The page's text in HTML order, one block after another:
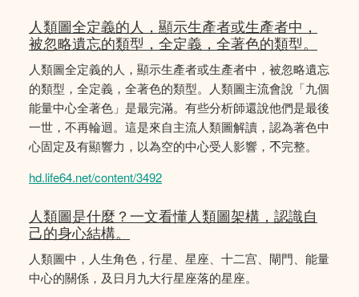
人類圖全定義的人，顯示生產者或生產者中，
被忽略遺忘的類型，全定義，全著色的類型。
人類圖全定義的人，顯示生產者或生產者中，被忽略遺忘
的類型，全定義，全著色的類型。人類圖主流會說「九個
能量中心全著色」是最完滿。有些分析師還說他們是最後
一世，不再輪迴。這是來自主流人類圖解讀，認為著色中
心固定及有顯響力，以為空的中心受人影響，𣎴完整。
hd.life64.net/content/3492
人類圖是什麼？一文看懂人類圖架構，認識自
己的身心結構。
人類圖中，人生角色，行星、星座、十二宫、閘門、能量
中心的關係，及日月九大行星座落的星座。